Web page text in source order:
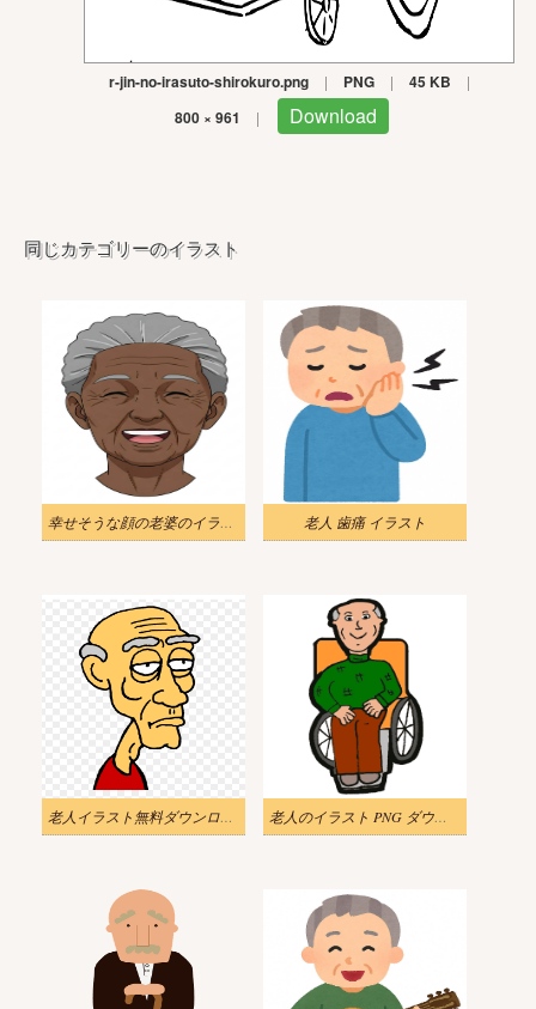
r-jin-no-irasuto-shirokuro.png | PNG | 45 KB |
800 × 961 | Download
同じカテゴリーのイラスト
幸せそうな顔の老婆のイラスト 老人 歯痛 イラスト
老人イラスト無料ダウンロード 老人のイラスト PNG ダウンロード